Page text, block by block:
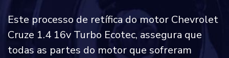
Este processo de retífica do motor Chevrolet
Cruze 1.4 16v Turbo Ecotec, assegura que
todas as partes do motor que sofreram